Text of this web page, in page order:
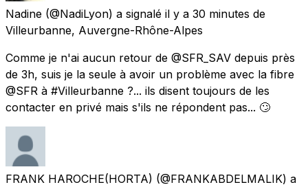
Nadine (@NadiLyon) a signalé il y a 30 minutes de
Villeurbanne, Auvergne-Rhône-Alpes
Comme je n'ai aucun retour de @SFR_SAV depuis près
de 3h, suis je la seule à avoir un problème avec la fibre
@SFR à #Villeurbanne ?... ils disent toujours de les
contacter en privé mais s'ils ne répondent pas... 🙄
FRANK HAROCHE(HORTA) (@FRANKABDELMALIK) a